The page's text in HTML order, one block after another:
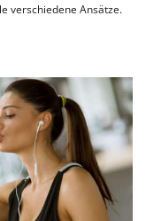
verschiedene Ansätze.